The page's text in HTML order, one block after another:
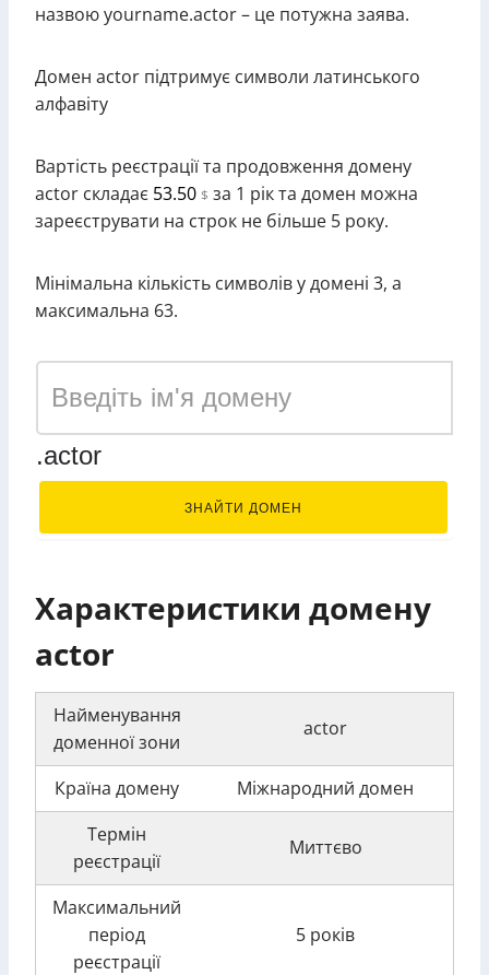
назвою yourname.actor – це потужна заява.
Домен actor підтримує символи латинського
алфавіту
Вартість реєстрації та продовження домену
actor складає 53.50 $ за 1 рік та домен можна
зареєструвати на строк не більше 5 року.
Мінімальна кількість символів у домені 3, а
максимальна 63.
.actor
ЗНАЙТИ ДОМЕН
Характеристики домену
actor
Найменування
доменної зони
actor
Країна домену
Міжнародний домен
Термін
реєстрації
Миттєво
Максимальний
період
реєстрації
5 років